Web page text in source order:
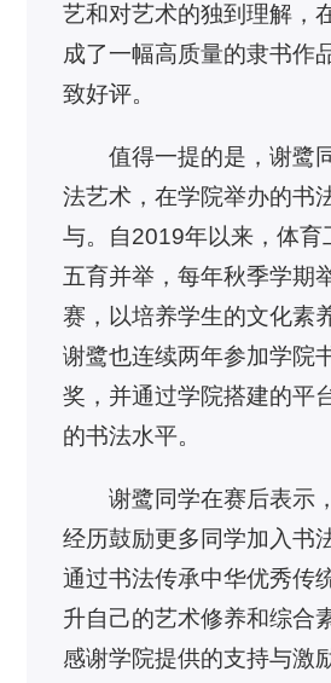
艺和对艺术的独到理解，
成了一幅高质量的隶书作
致好评。
值得一提的是，谢鹭
法艺术，在学院举办的书
与。自2019年以来，体育
五育并举，每年秋季学期
赛，以培养学生的文化素
谢鹭也连续两年参加学院
奖，并通过学院搭建的平
的书法水平。
谢鹭同学在赛后表示
经历鼓励更多同学加入书
通过书法传承中华优秀传
升自己的艺术修养和综合
感谢学院提供的支持与激